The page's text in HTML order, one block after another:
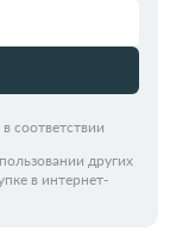
соответствии
других
в интернет-